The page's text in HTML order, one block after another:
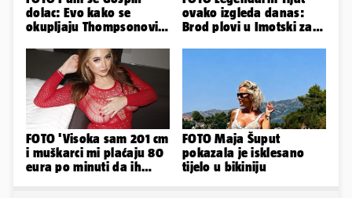
dolac: Evo kako se
okupljaju Thompsonovi
ovako izgleda danas:
Brod plovi u Imotski za
FOTO 'Visoka sam 201 cm
i muškarci mi plaćaju 80
eura po minuti da ih
FOTO Maja Šuput
pokazala je isklesano
tijelo u bikiniju